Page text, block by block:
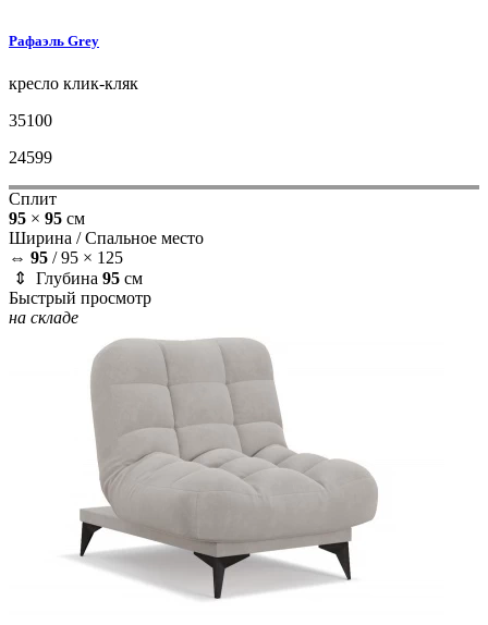
Рафаэль Grey
кресло клик-кляк
35100
24599
Сплит
95 × 95 см
Ширина /Спальное место
⇔ 95 /95 × 125
⇕ Глубина 95 см
Быстрый просмотр
на складе